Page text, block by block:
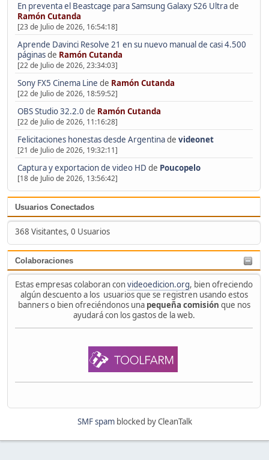
En preventa el Beastcage para Samsung Galaxy S26 Ultrade
Ramón Cutanda
[23 de Julio de 2026, 16:54:18]
Aprende Davinci Resolve 21 en su nuevo manual de casi 4.500
páginasde Ramón Cutanda
[22 de Julio de 2026, 23:34:03]
Sony FX5 Cinema Line de Ramón Cutanda
[22 de Julio de 2026, 18:59:52]
OBS Studio 32.2.0 de Ramón Cutanda
[22 de Julio de 2026, 11:16:28]
Felicitaciones honestas desde Argentinade videonet
[21 de Julio de 2026, 19:32:11]
Captura y exportacion de video HD de Poucopelo
[18 de Julio de 2026, 13:56:42]
Usuarios Conectados
368 Visitantes, 0 Usuarios
Colaboraciones
Estas empresas colaboran convideoedicion.org, bien ofreciendo
algún descuento a los usuarios que se registren usando estos
banners o bien ofreciéndonos una pequeña comisión que nos
ayudará con los gastos de la web.
SMF spamblocked by CleanTalk